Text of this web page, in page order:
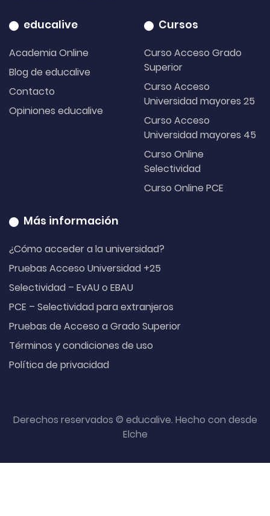
educalive
Academia Online
Blog de educalive
Contacto
Opiniones educalive
Cursos
Curso Acceso Grado
Superior
Curso Acceso
Universidad mayores 25
Curso Acceso
Universidad mayores 45
Curso Online
Selectividad
Curso Online PCE
Más información
¿Cómo acceder a la universidad?
Pruebas Acceso Universidad +25
Selectividad – EvAU o EBAU
PCE – Selectividad para extranjeros
Pruebas de Acceso a Grado Superior
Términos y condiciones de uso
Política de privacidad
Derechos reservados © educalive. Hecho con desde
Elche